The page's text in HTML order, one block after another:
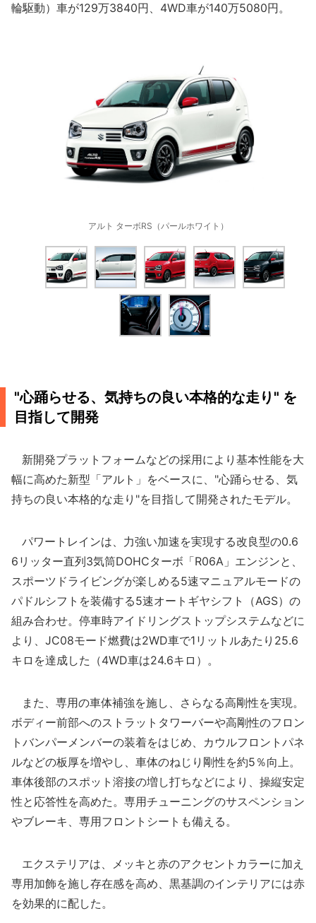
輪駆動）車が129万3840円、4WD車が140万5080円。
アルト ターボRS（パールホワイト）
"心踊らせる、気持ちの良い本格的な走り" を
目指して開発
新開発プラットフォームなどの採用により基本性能を大
幅に高めた新型「アルト」をベースに、"心踊らせる、気
持ちの良い本格的な走り"を目指して開発されたモデル。
パワートレインは、力強い加速を実現する改良型の0.6
6リッター直列3気筒DOHCターボ「R06A」エンジンと、
スポーツドライビングが楽しめる5速マニュアルモードの
パドルシフトを装備する5速オートギヤシフト（AGS）の
組み合わせ。停車時アイドリングストップシステムなどに
より、JC08モード燃費は2WD車で1リットルあたり25.6
キロを達成した（4WD車は24.6キロ）。
また、専用の車体補強を施し、さらなる高剛性を実現。
ボディー前部へのストラットタワーバーや高剛性のフロン
トバンパーメンバーの装着をはじめ、カウルフロントパネ
ルなどの板厚を増やし、車体のねじり剛性を約5％向上。
車体後部のスポット溶接の増し打ちなどにより、操縦安定
性と応答性を高めた。専用チューニングのサスペンション
やブレーキ、専用フロントシートも備える。
エクステリアは、メッキと赤のアクセントカラーに加え
専用加飾を施し存在感を高め、黒基調のインテリアには赤
を効果的に配した。